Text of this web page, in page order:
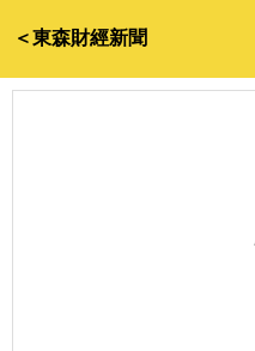
＜東森財經新聞